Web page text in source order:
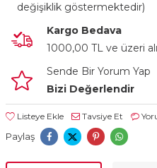
değişiklik göstermektedir)
Kargo Bedava
1000,00 TL ve üzeri
Sende Bir Yorum Yap
Bizi Değerlendir
Listeye Ekle Tavsiye Et
Paylaş